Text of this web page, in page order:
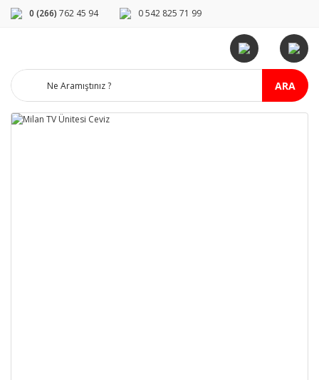
0 (266) 762 45 94 0 542 825 71 99
ARA